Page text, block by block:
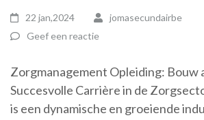
22 jan,2024
jomasecundairbe
Geef een reactie
Zorgmanagement Opleiding: Bouw
Succesvolle Carrière in de
is een dynamische en groeiende